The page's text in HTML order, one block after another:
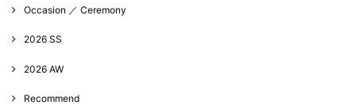
Occasion ／ Ceremony
2026 SS
2026 AW
Recommend